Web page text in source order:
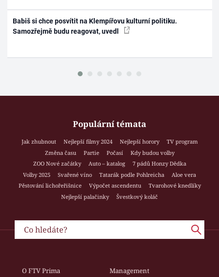
Babiš si chce posvítit na Klempířovu kulturní politiku.
Samozřejmě budu reagovat, uvedl
Populární témata
Jak zhubnout Nejlepší filmy 2024 Nejlepší horory
TV program
Změna času
Partie Počasí
Kdy budou volby
ZOO Nové začátky
Auto – katalog
7 pádů Honzy Dědka
Volby 2025
Svařené víno Tatarák podle Pohlreicha
Aloe vera
Pěstování lichořeřišnice
Výpočet ascendentu
Tvarohové knedlíky
Nejlepší palačinky
Švestkový koláč
O FTV Prima
Management